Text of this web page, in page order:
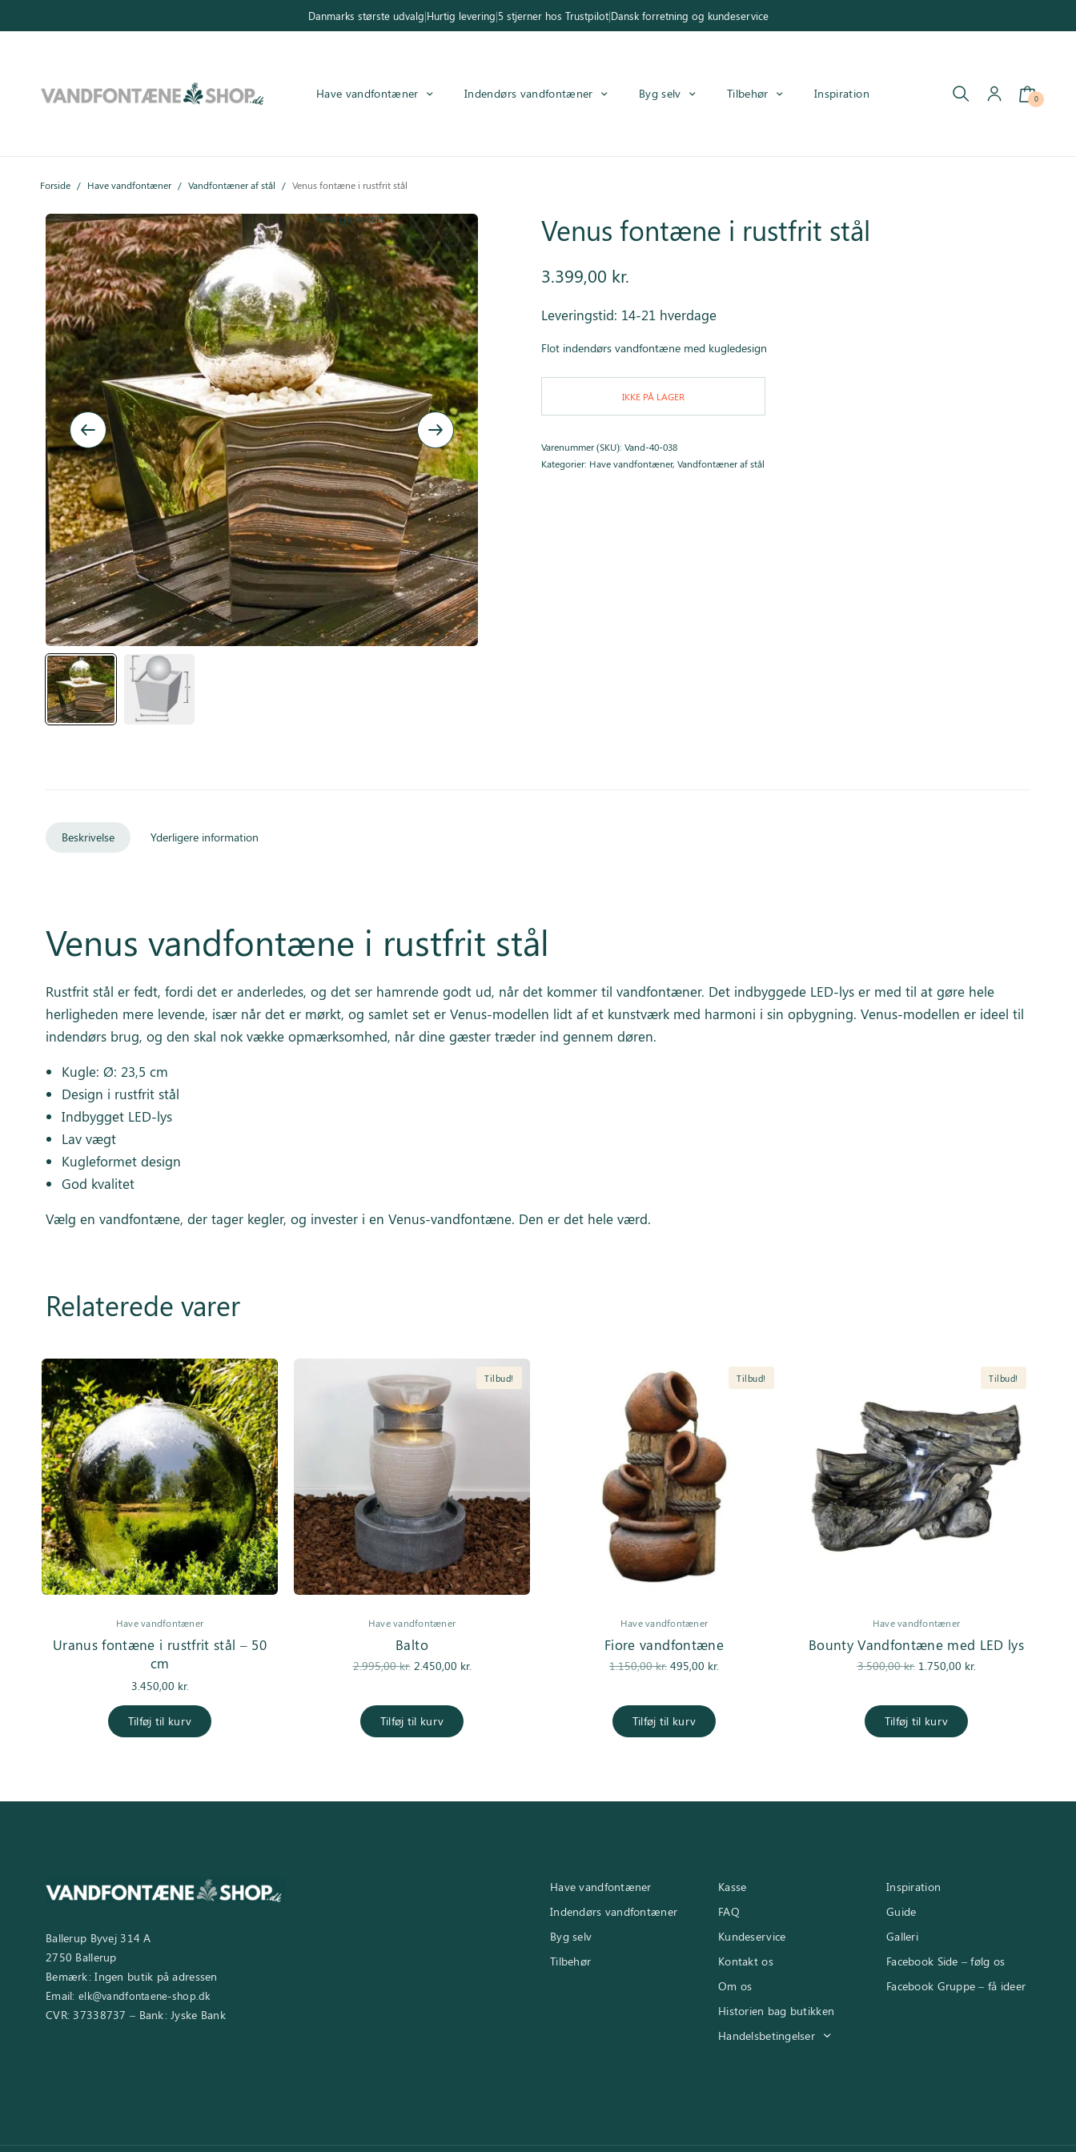
Danmarks største udvalg|Hurtig levering|5 stjerner hos Trustpilot|Dansk forretning og kundeservice
Have vandfontæner Indendørs vandfontæner Byg selv Tilbehør Inspiration
Køb gavekort
0
Forside / Have vandfontæner / Vandfontæner af stål / Venus fontæne i rustfrit stål
Venus fontæne i rustfrit stål
3.399,00 kr.
Leveringstid: 14-21 hverdage
Flot indendørs vandfontæne med kugledesign
IKKE PÅ LAGER
Varenummer (SKU):Vand-40-038
Kategorier: Have vandfontæner,Vandfontæner af stål
Beskrivelse Yderligere information
Venus vandfontæne i rustfrit stål
Rustfrit stål er fedt, fordi det er anderledes, og det ser hamrende godt ud, når det kommer til vandfontæner. Det indbyggede LED-lys er med til at gøre hele
herligheden mere levende, især når det er mørkt, og samlet set er Venus-modellen lidt af et kunstværk med harmoni i sin opbygning. Venus-modellen er ideel til
indendørs brug, og den skal nok vække opmærksomhed, når dine gæster træder ind gennem døren.
Kugle: Ø: 23,5 cm
Design i rustfrit stål
Indbygget LED-lys
Lav vægt
Kugleformet design
God kvalitet
Vælg en vandfontæne, der tager kegler, og invester i en Venus-vandfontæne. Den er det hele værd.
Relaterede varer
Have vandfontæner
Uranus fontæne i rustfrit stål – 50
cm
3.450,00 kr.
Tilføj til kurv
Tilbud!
Have vandfontæner
Balto
2.995,00kr.
Den
pris var:
2.995,00 kr..
2.450,00 kr.
Tilføj til kurv
Tilbud!
Have vandfontæner
Fiore vandfontæne
1.150,00kr.
Den
pris var:
1.150,00 kr..
495,00 kr.
Tilføj til kurv
Tilbud!
Have vandfontæner
Bounty Vandfontæne med LED lys
3.500,00kr.
Den
pris var:
3.500,00 kr..
1.750,00 kr.
Tilføj til kurv
Ballerup Byvej 314 A
2750 Ballerup
Bemærk: Ingen butik på adressen
Email: elk@vandfontaene-shop.dk
CVR: 37338737 – Bank: Jyske Bank
Have vandfontæner
Indendørs vandfontæner
Byg selv
Tilbehør
Kasse
FAQ
Kundeservice
Kontakt os
Om os
Historien bag butikken
Handelsbetingelser
Inspiration
Guide
Galleri
Facebook Side – følg os
Facebook Gruppe – få ideer
Indendørs vandfontæner
Byg selv
Tilbehør
Inspiration
Køb gavekort
Inspiration
Kundeservice